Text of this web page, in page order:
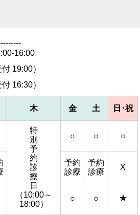
16:00
19:00）
16:30）
木 金 土 日･祝
特
別
予
約
診
療
日
（10:00～
18:00）
○ ○ ○
予約
診療
予約
診療
X
○ ○ ★